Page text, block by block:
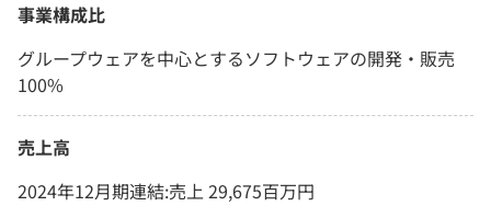
事業構成比
グループウェアを中心とするソフトウェアの開発・販売
100%
売上高
2024年12月期連結:売上 29,675百万円